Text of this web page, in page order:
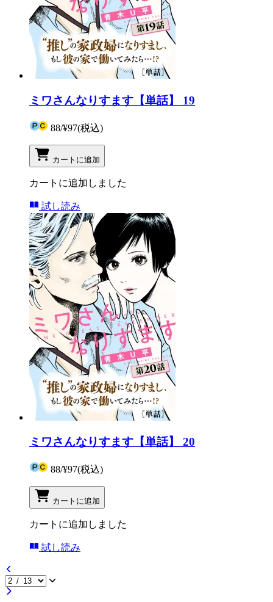
ミワさんなりすます【単話】 19
88/¥97(税込)
カートに追加
カートに追加しました
試し読み
ミワさんなりすます【単話】 20
88/¥97(税込)
カートに追加
カートに追加しました
試し読み